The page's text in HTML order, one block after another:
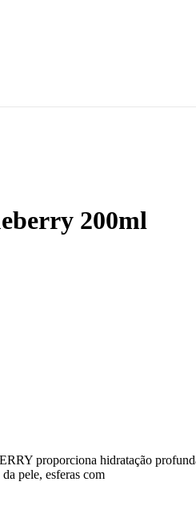
200ml
proporciona hidratação
pele, esferas com